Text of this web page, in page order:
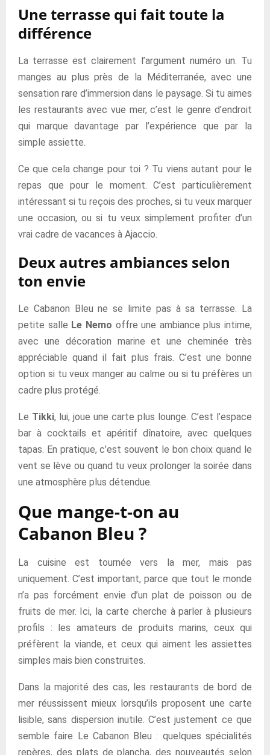
Une terrasse qui fait toute la
différence
La terrasse est clairement l’argument numéro un. Tu
manges au plus près de la Méditerranée, avec une
sensation rare d’immersion dans le paysage. Si tu aimes
les restaurants avec vue mer, c’est le genre d’endroit
qui marque davantage par l’expérience que par la
simple assiette.
Ce que cela change pour toi ? Tu viens autant pour le
repas que pour le moment. C’est particulièrement
intéressant si tu reçois des proches, si tu veux marquer
une occasion, ou si tu veux simplement profiter d’un
vrai cadre de vacances à Ajaccio.
Deux autres ambiances selon
ton envie
Le Cabanon Bleu ne se limite pas à sa terrasse. La
petite salle Le Nemo offre une ambiance plus intime,
avec une décoration marine et une cheminée très
appréciable quand il fait plus frais. C’est une bonne
option si tu veux manger au calme ou si tu préfères un
cadre plus protégé.
Le Tikki, lui, joue une carte plus lounge. C’est l’espace
bar à cocktails et apéritif dînatoire, avec quelques
tapas. En pratique, c’est souvent le bon choix quand le
vent se lève ou quand tu veux prolonger la soirée dans
une atmosphère plus détendue.
Que mange-t-on au
Cabanon Bleu ?
La cuisine est tournée vers la mer, mais pas
uniquement. C’est important, parce que tout le monde
n’a pas forcément envie d’un plat de poisson ou de
fruits de mer. Ici, la carte cherche à parler à plusieurs
profils : les amateurs de produits marins, ceux qui
préfèrent la viande, et ceux qui aiment les assiettes
simples mais bien construites.
Dans la majorité des cas, les restaurants de bord de
mer réussissent mieux lorsqu’ils proposent une carte
lisible, sans dispersion inutile. C’est justement ce que
semble faire Le Cabanon Bleu : quelques spécialités
repères, des plats de plancha, des nouveautés selon